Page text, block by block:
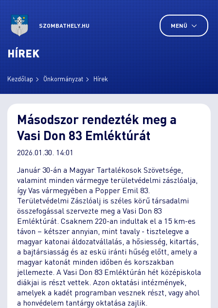
SZOMBATHELY.HU MENÜ
HÍREK
Kezdőlap Önkormányzat Hírek
Másodszor rendezték meg a
Vasi Don 83 Emléktúrát
2026.01.30. 14:01
Január 30-án a Magyar Tartalékosok Szövetsége,
valamint minden vármegye területvédelmi zászlóalja,
így Vas vármegyében a Popper Emil 83.
Területvédelmi Zászlóalj is széles körű társadalmi
összefogással szervezte meg a Vasi Don 83
Emléktúrát. Csaknem 220-an indultak el a 15 km-es
távon – kétszer annyian, mint tavaly - tisztelegve a
magyar katonai áldozatvállalás, a hősiesség, kitartás,
a bajtársiasság és az eskü iránti hűség előtt, amely a
magyar katonát minden időben és korszakban
jellemezte. A Vasi Don 83 Emléktúrán hét középiskola
diákjai is részt vettek. Azon oktatási intézmények,
amelyek a kadét programban vesznek részt, vagy ahol
a honvédelem tantárgy oktatása zajlik.